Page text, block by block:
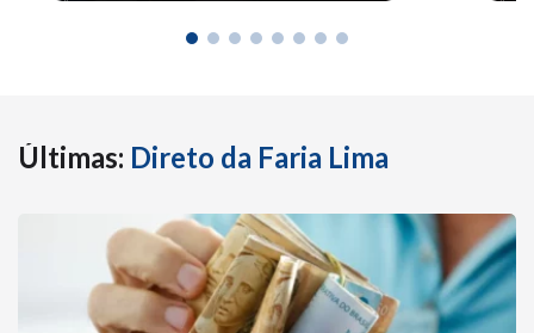
Últimas: Direto da Faria Lima